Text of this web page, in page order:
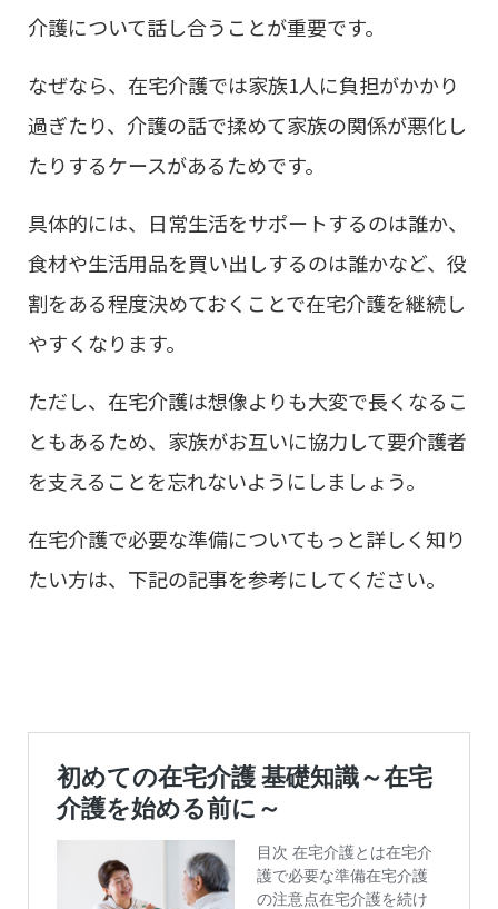
介護について話し合うことが重要です。
なぜなら、在宅介護では家族1人に負担がかかり
過ぎたり、介護の話で揉めて家族の関係が悪化し
たりするケースがあるためです。
具体的には、日常生活をサポートするのは誰か、
食材や生活用品を買い出しするのは誰かなど、役
割をある程度決めておくことで在宅介護を継続し
やすくなります。
ただし、在宅介護は想像よりも大変で長くなるこ
ともあるため、家族がお互いに協力して要介護者
を支えることを忘れないようにしましょう。
在宅介護で必要な準備についてもっと詳しく知り
たい方は、下記の記事を参考にしてください。